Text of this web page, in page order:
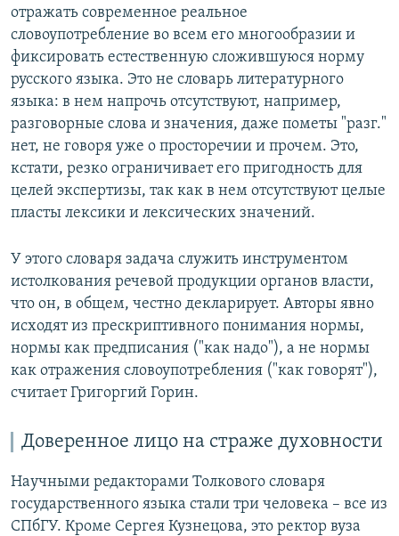
отражать современное реальное
словоупотребление во всем его многообразии и
фиксировать естественную сложившуюся норму
русского языка. Это не словарь литературного
языка: в нем напрочь отсутствуют, например,
разговорные слова и значения, даже пометы "разг."
нет, не говоря уже о просторечии и прочем. Это,
кстати, резко ограничивает его пригодность для
целей экспертизы, так как в нем отсутствуют целые
пласты лексики и лексических значений.
У этого словаря задача служить инструментом
истолкования речевой продукции органов власти,
что он, в общем, честно декларирует. Авторы явно
исходят из прескриптивного понимания нормы,
нормы как предписания ("как надо"), а не нормы
как отражения словоупотребления ("как говорят"),
считает Григоргий Горин.
Доверенное лицо на страже духовности
Научными редакторами Толкового словаря
государственного языка стали три человека – все из
СПбГУ. Кроме Сергея Кузнецова, это ректор вуза